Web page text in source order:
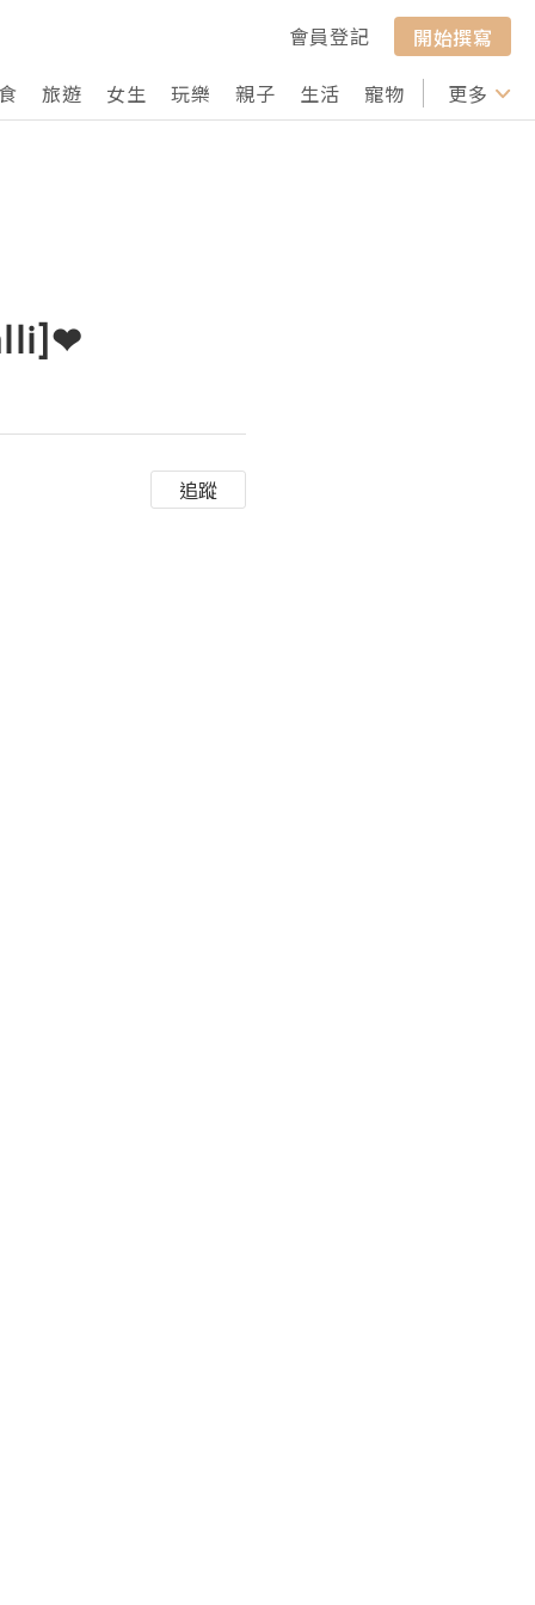
會員登記
開始撰寫
旅遊 女生 玩樂 親子 生活 寵物 行山 打卡
更多
追蹤